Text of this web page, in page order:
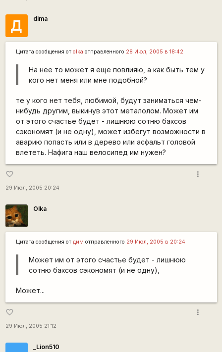
Д dima
Цитата сообщения от olka отправленного 28 Июл, 2005 в 18:42
На нее то может я еще повлияю, а как быть тем у
кого нет меня или мне подобной?
те у кого нет тебя, любимой, будут заниматься чем-
нибудь другим, выкинув этот металолом. Может им
от этого счастье будет - лишнюю сотню баксов
сэкономят (и не одну), может избегут возможности в
аварию попасть или в дерево или асфальт головой
влететь. Нафига наш велосипед им нужен?
favorite_border
29 Июл, 2005 20:24
more_vert
Olka
Цитата сообщения от дим отправленного 29 Июл, 2005 в 20:24
Может им от этого счастье будет - лишнюю
сотню баксов сэкономят (и не одну),
Может...
favorite_border
29 Июл, 2005 21:12
more_vert
_Lion510